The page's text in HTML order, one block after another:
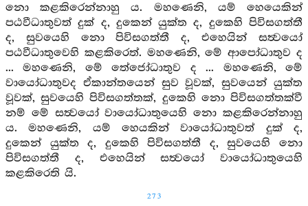
නො කළකිරෙන්නාහු ය. මහණෙනි, යම් හෙයෙකින්
පඨවීධාතුවත් දුක් ද, දුකෙන් යුක්ත ද, දුකෙහි පිවිසගත්තී
ද, සුවයෙහි නො පිවිසගත්තී ද, එහෙයින් සත්‍වයෝ
පඨවීධාතුවෙහි කළකිරෙත්. මහණෙනි, මේ ආපෝධාතුව ද
... මහණෙනි, මේ තේජෝධාතුව ද ... මහණෙනි, මේ
වායෝධාතුවද ඒකාන්තයෙන් සුව වූවක්, සුවයෙන් යුක්ත
වූවක්, සුවයෙහි පිවිසගත්තක්, දුකෙහි නො පිවිසගත්තක්වී
නම් මේ සත්‍වයෝ වායෝධාතුයෙහි නො කළකිරෙන්නාහු
ය. මහණෙනි, යම් හෙයකින් වායෝධාතුවත් දුක් ද,
දුකෙන් යුක්ත ද, දුකෙහි පිවිසගත්තී ද, සුවයෙහි නො
පිවිසගත්තී ද, එහෙයින් සත්‍වයෝ වායෝධාතුයෙහි
කළකිරෙති යි.
273